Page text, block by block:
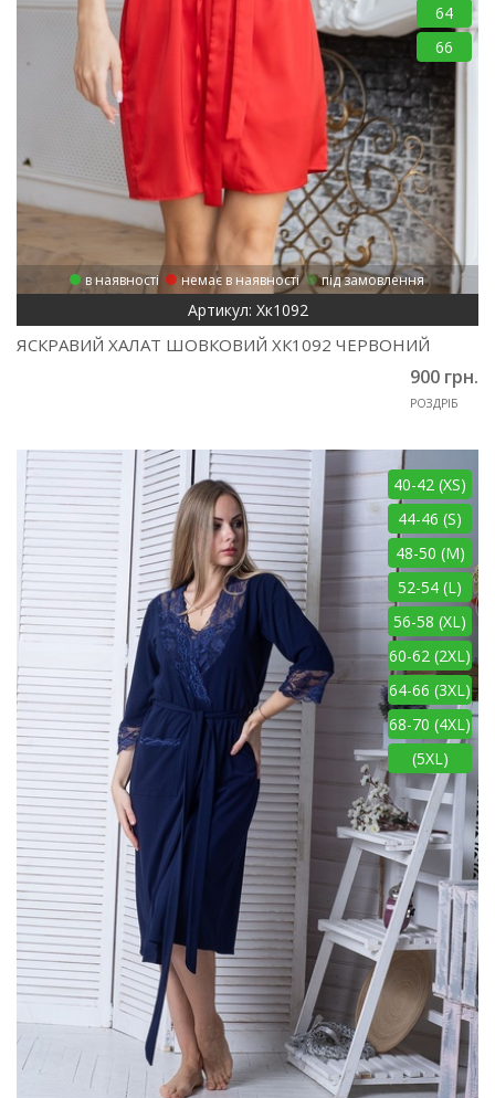
64
66
в наявності немає в наявності під замовлення
Артикул: Хк1092
ЯСКРАВИЙ ХАЛАТ ШОВКОВИЙ ХК1092 ЧЕРВОНИЙ
900 грн.
РОЗДРІБ
40-42 (XS)
44-46 (S)
48-50 (M)
52-54 (L)
56-58 (XL)
60-62 (2XL)
64-66 (3XL)
68-70 (4XL)
(5XL)